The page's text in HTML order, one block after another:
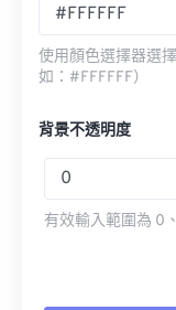
使用顏色選擇器選
如：#FFFFFF）
背景不透明度
有效輸入範圍為 0